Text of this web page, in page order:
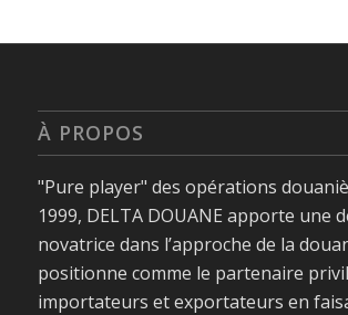
À PROPOS
"Pure player" des opérations
1999, DELTA DOUANE apporte une
novatrice dans l’approche de la
positionne comme le partenaire
importateurs et exportateurs en